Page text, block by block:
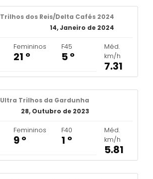
Trilhos dos Reis/Delta Cafés 2024
14, Janeiro de 2024
Femininos
21 º
F45
5 º
Méd.
km/h
7.31
Ultra Trilhos da Gardunha
28, Outubro de 2023
Femininos
9 º
F40
1 º
Méd.
km/h
5.81